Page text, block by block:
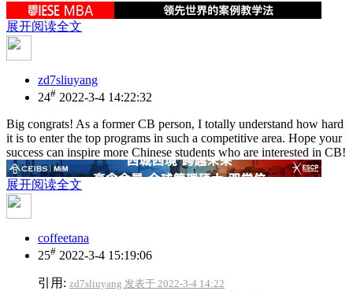
展开阅读全文
zd7sliuyang
24# 2022-3-4 14:22:32
Big congrats! As a former CB person, I totally understand how hard
it is to enter the top programs in such a competitive area. Hope your
success can inspire more Chinese students who are interested in CB!
展开阅读全文
coffeetana
25# 2022-3-4 15:19:06
引用: zd7sliuyang 发表于 2022-3-4 14:22